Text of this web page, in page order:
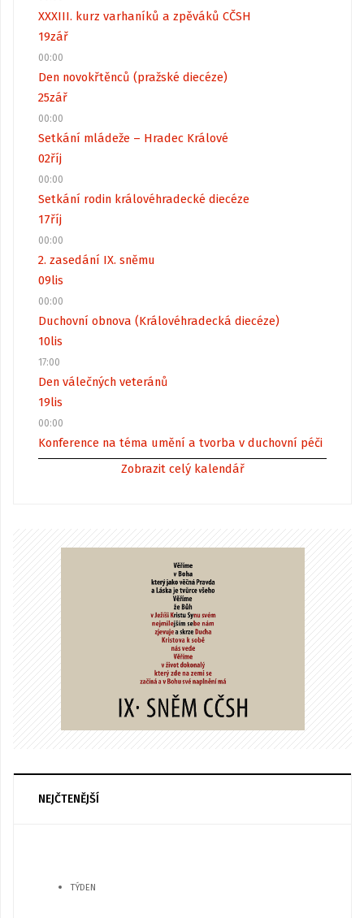
XXXIII. kurz varhaníků a zpěváků CČSH
19zář
00:00
Den novokřtěnců (pražské diecéze)
25zář
00:00
Setkání mládeže – Hradec Králové
02říj
00:00
Setkání rodin královéhradecké diecéze
17říj
00:00
2. zasedání IX. sněmu
09lis
00:00
Duchovní obnova (Královéhradecká diecéze)
10lis
17:00
Den válečných veteránů
19lis
00:00
Konference na téma umění a tvorba v duchovní péči
Zobrazit celý kalendář
NEJČTENĚJŠÍ
TÝDEN